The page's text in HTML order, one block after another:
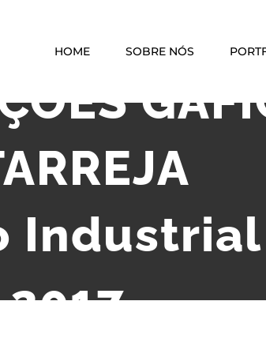
HOME SOBRE NÓS
2017